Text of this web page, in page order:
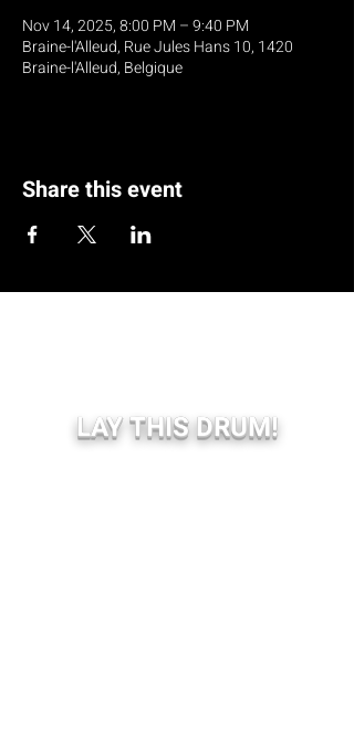
Nov 14, 2025, 8:00 PM – 9:40 PM
Braine-l'Alleud, Rue Jules Hans 10, 1420
Braine-l'Alleud, Belgique
Share this event
LAY THIS DRUM!